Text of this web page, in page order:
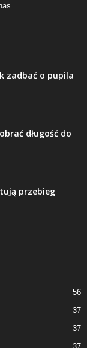
zadbać o pupila
długość do
przebieg
56
37
37